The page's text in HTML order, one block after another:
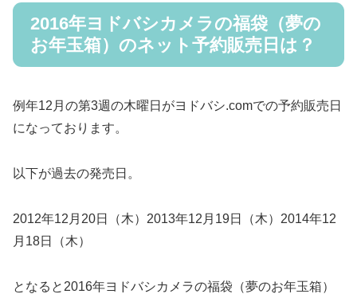
2016年ヨドバシカメラの福袋（夢の
お年玉箱）のネット予約販売日は？
例年12月の第3週の木曜日がヨドバシ.comでの予約販売日
になっております。
以下が過去の発売日。
2012年12月20日（木）2013年12月19日（木）2014年12
月18日（木）
となると2016年ヨドバシカメラの福袋（夢のお年玉箱）